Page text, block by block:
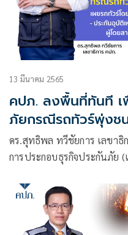
13 มีนาคม 2565
คปภ. ลงพื้นที่ทันที เ
ภัยกรณีรถทัวร์พุ่งช
สระบุรี
ดร.สุทธิพล ทวีชัยการ เลขาธิ
การประกอบธุรกิจประกันภัย (